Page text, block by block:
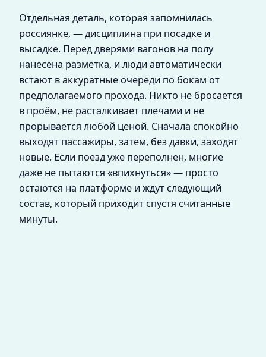
Отдельная деталь, которая запомнилась
россиянке, — дисциплина при посадке и
высадке. Перед дверями вагонов на полу
нанесена разметка, и люди автоматически
встают в аккуратные очереди по бокам от
предполагаемого прохода. Никто не бросается
в проём, не расталкивает плечами и не
прорывается любой ценой. Сначала спокойно
выходят пассажиры, затем, без давки, заходят
новые. Если поезд уже переполнен, многие
даже не пытаются «впихнуться» — просто
остаются на платформе и ждут следующий
состав, который приходит спустя считанные
минуты.